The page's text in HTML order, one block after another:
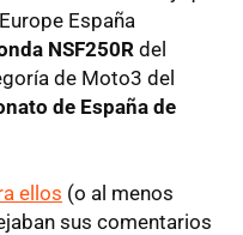
España
NSF250R del
de Moto3 del
de España de
ellos (o al menos
sus comentarios